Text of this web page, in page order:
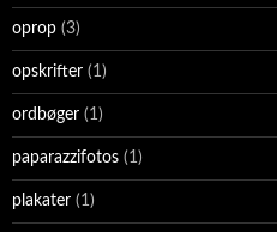
oprop (3)
opskrifter (1)
ordbøger (1)
paparazzifotos (1)
plakater (1)